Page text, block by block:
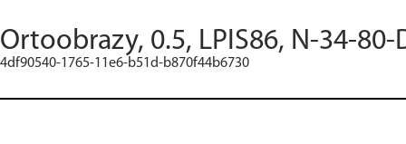
Ortoobrazy, 0.5, LPIS86, N-34-80-
4df90540-1765-11e6-b51d-b870f44b6730